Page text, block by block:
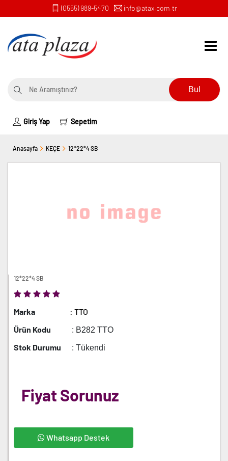
(0555) 989-5470 info@atax.com.tr
Bul
Giriş Yap Sepetim
Anasayfa KEÇE 12*22*4 SB
12*22*4 SB
Marka
: TTO
Ürün Kodu
: B282 TTO
Stok Durumu : Tükendi
Fiyat Sorunuz
Whatsapp Destek